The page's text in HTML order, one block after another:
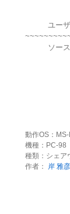
ユーザー
ソースコ
動作OS：
機種：PC-98
種類：シェア
作者：
岸 雅彦